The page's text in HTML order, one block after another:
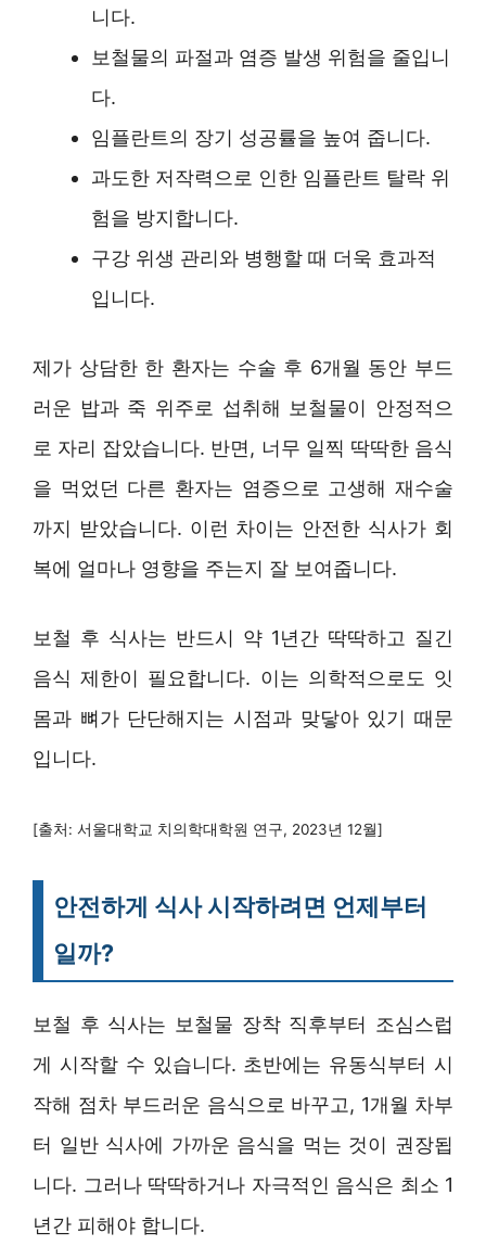
니다.
보철물의 파절과 염증 발생 위험을 줄입니
다.
임플란트의 장기 성공률을 높여 줍니다.
과도한 저작력으로 인한 임플란트 탈락 위
험을 방지합니다.
구강 위생 관리와 병행할 때 더욱 효과적
입니다.
제가 상담한 한 환자는 수술 후 6개월 동안 부드
러운 밥과 죽 위주로 섭취해 보철물이 안정적으
로 자리 잡았습니다. 반면, 너무 일찍 딱딱한 음식
을 먹었던 다른 환자는 염증으로 고생해 재수술
까지 받았습니다. 이런 차이는 안전한 식사가 회
복에 얼마나 영향을 주는지 잘 보여줍니다.
보철 후 식사는 반드시 약 1년간 딱딱하고 질긴
음식 제한이 필요합니다. 이는 의학적으로도 잇
몸과 뼈가 단단해지는 시점과 맞닿아 있기 때문
입니다.
[출처: 서울대학교 치의학대학원 연구, 2023년 12월]
안전하게 식사 시작하려면 언제부터
일까?
보철 후 식사는 보철물 장착 직후부터 조심스럽
게 시작할 수 있습니다. 초반에는 유동식부터 시
작해 점차 부드러운 음식으로 바꾸고, 1개월 차부
터 일반 식사에 가까운 음식을 먹는 것이 권장됩
니다. 그러나 딱딱하거나 자극적인 음식은 최소 1
년간 피해야 합니다.